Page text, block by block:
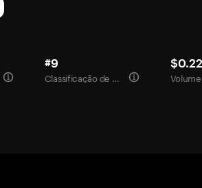
#9
Classificação de mercado